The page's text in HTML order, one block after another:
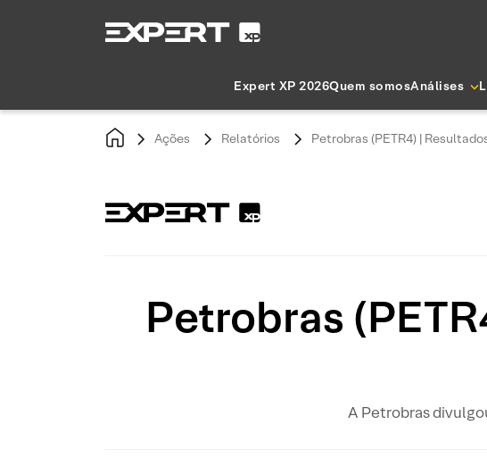
Expert XP 2026Quem somosAnálises
Ações Relatórios Petrobras (PETR4) |
Petrobras
A Petrobras